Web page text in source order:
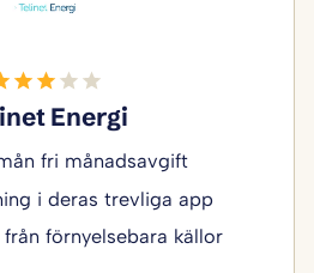
Energi
fri månadsavgift
i deras trevliga app
förnyelsebara källor